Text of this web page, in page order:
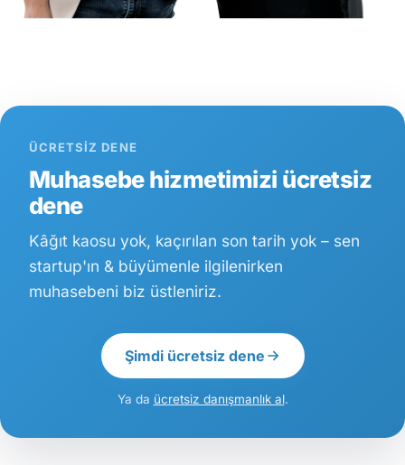
ÜCRETSIZ DENE
Muhasebe hizmetimizi ücretsiz
dene
Kâğıt kaosu yok, kaçırılan son tarih yok – sen
startup'ın & büyümenle ilgilenirken
muhasebeni biz üstleniriz.
Şimdi ücretsiz dene
Ya da ücretsiz danışmanlık al.